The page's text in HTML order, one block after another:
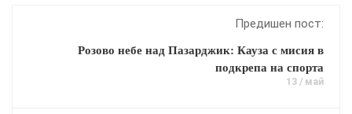
Предишен пост:
Розово небе над Пазарджик: Кауза с мисия в
подкрепа на спорта
13 / май